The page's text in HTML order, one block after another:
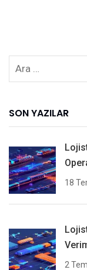
SON YAZILAR
18
2